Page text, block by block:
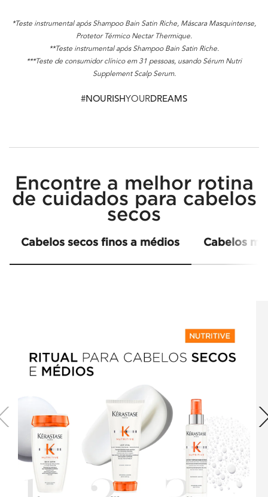
*Teste instrumental após Shampoo Bain Satin Riche, Máscara Masquintense,
Protetor Térmico Nectar Thermique.
**Teste instrumental após Shampoo Bain Satin Riche.
***Teste de consumidor clínico em 31 pessoas, usando Sérum Nutri
Supplement Scalp Serum.
#NOURISHYOURDREAMS
Encontre a melhor rotina
de cuidados para cabelos
secos
Cabelos secos finos a médios